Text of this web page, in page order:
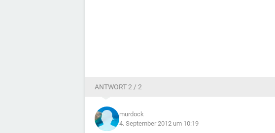
ANTWORT 2 / 2
murdock
4. September 2012 um 10:19